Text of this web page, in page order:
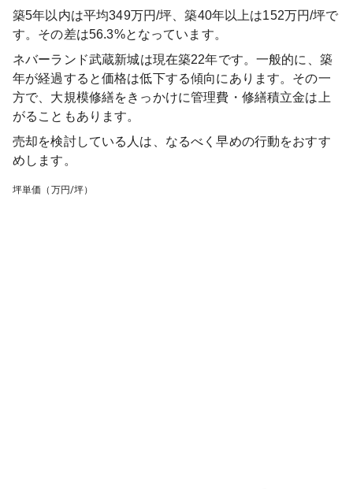
築5年以内は平均349万円/坪、築40年以上は152万円/坪で
す。その差は56.3%となっています。
ネバーランド武蔵新城は現在築22年です。一般的に、築
年が経過すると価格は低下する傾向にあります。その一
方で、大規模修繕をきっかけに管理費・修繕積立金は上
がることもあります。
売却を検討している人は、なるべく早めの行動をおすす
めします。
坪単価（万円/坪）